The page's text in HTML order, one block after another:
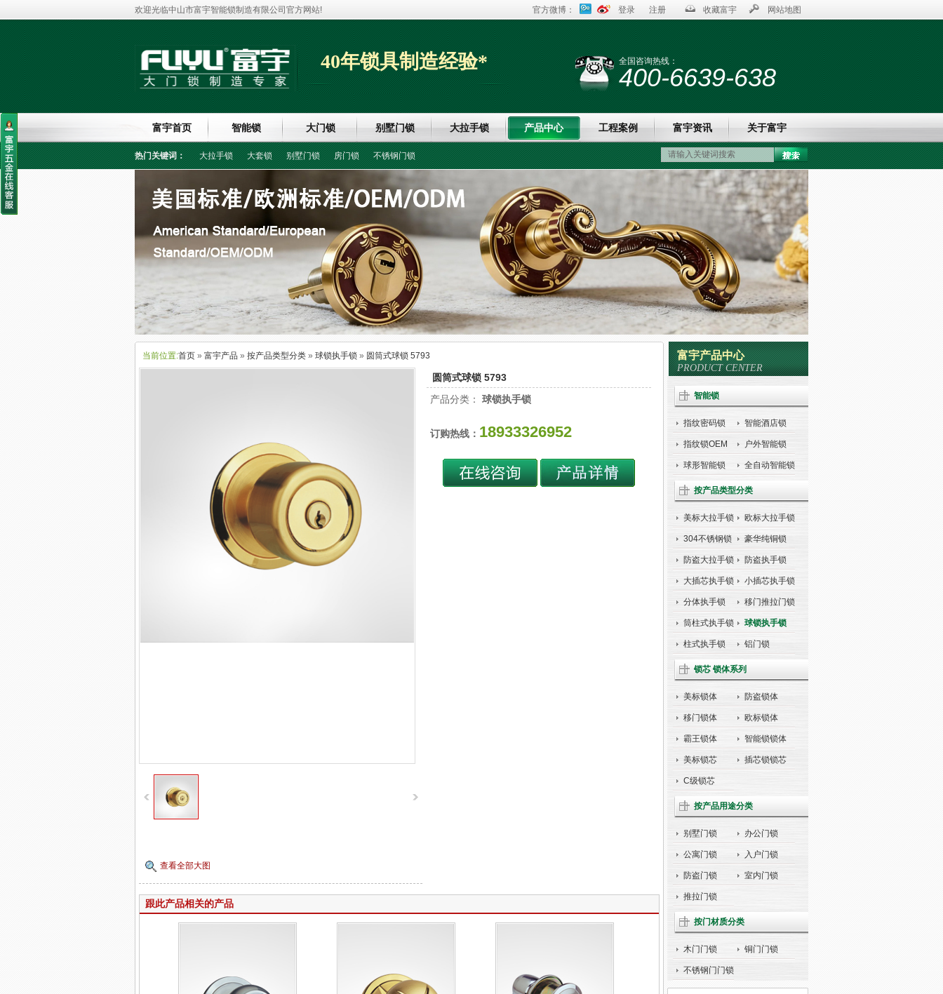
官方微博： 登录 注册 收藏富宇 网站地图
欢迎光临中山市富宇智能锁制造有限公司官方网站!
40年锁具制造经验* 全国咨询热线：
400-6639-638
富宇首页 智能锁 大门锁 别墅门锁 大拉手锁 产品中心 工程案例 富宇资讯 关于富宇
热门关键词： 大拉手锁 大套锁 别墅门锁 房门锁 不锈钢门锁
当前位置:首页 » 富宇产品 » 按产品类型分类 » 球锁执手锁 » 圆筒式球锁 5793
查看全部大图
圆筒式球锁 5793
产品分类： 球锁执手锁
订购热线： 18933326952
跟此产品相关的产品
富宇产品中心
PRODUCT CENTER
智能锁
指纹密码锁 智能酒店锁
指纹锁OEM 户外智能锁
球形智能锁 全自动智能锁
按产品类型分类
美标大拉手锁 欧标大拉手锁
304不锈钢锁 豪华纯铜锁
防盗大拉手锁 防盗执手锁
大插芯执手锁 小插芯执手锁
分体执手锁 移门推拉门锁
筒柱式执手锁 球锁执手锁
柱式执手锁 铝门锁
锁芯 锁体系列
美标锁体 防盗锁体
移门锁体 欧标锁体
霸王锁体 智能锁锁体
美标锁芯 插芯锁锁芯
C级锁芯
按产品用途分类
别墅门锁 办公门锁
公寓门锁 入户门锁
防盗门锁 室内门锁
推拉门锁
按门材质分类
木门门锁 铜门门锁
不锈钢门门锁